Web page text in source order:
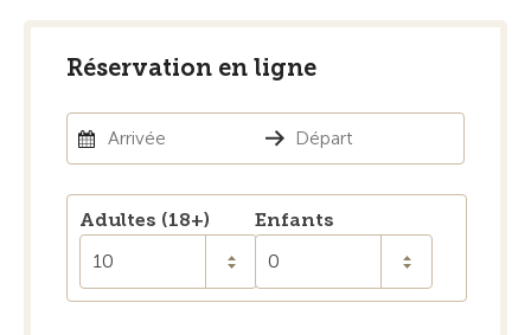
Réservation en ligne
Adultes (18+)
10
Enfants
0